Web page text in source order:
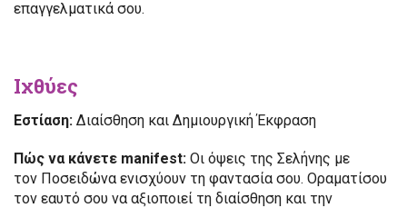
επαγγελματικά σου.
Ιχθύες
Εστίαση: Διαίσθηση και Δημιουργική Έκφραση
Πώς να κάνετε manifest: Οι όψεις της Σελήνης με
τον Ποσειδώνα ενισχύουν τη φαντασία σου. Οραματίσου
τον εαυτό σου να αξιοποιεί τη διαίσθηση και την